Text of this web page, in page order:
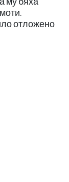
отложено